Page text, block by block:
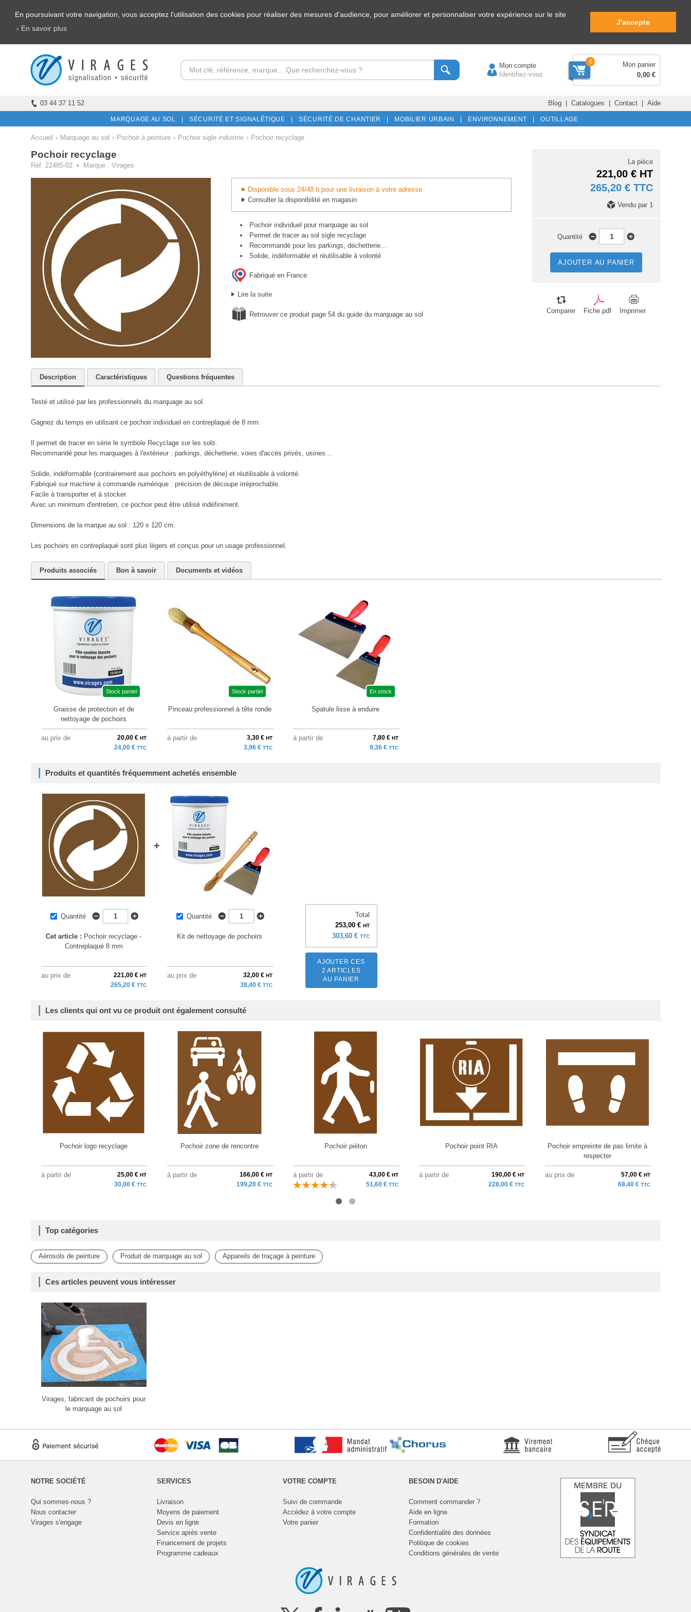
En poursuivant votre navigation, vous acceptez l'utilisation des cookies pour réaliser des mesures d'audience, pour améliorer et personnaliser votre expérience sur le site
› En savoir plus
J'accepte
Mon compte
Identifiez-vous
0
Mon panier
0,00 €
03 44 37 11 52 Blog| Catalogues | Contact| Aide
MARQUAGE AU SOL | SÉCURITÉ ET SIGNALÉTIQUE | SÉCURITÉ DE CHANTIER | MOBILIER URBAIN | ENVIRONNEMENT | OUTILLAGE
Accueil › Marquage au sol › Pochoir à peinture › Pochoir sigle industrie › Pochoir recyclage
Pochoir recyclage
Réf. 22485-02 • Marque : Virages
Disponible sous 24/48 h pour une livraison à votre adresse
Consulter la disponibilité en magasin
Pochoir individuel pour marquage au sol
Permet de tracer au sol sigle recyclage
Recommandé pour les parkings, déchetterie...
Solide, indéformable et réutilisable à volonté
Fabriqué en France
Lire la suite
Retrouver ce produit page 54 du guide du marquage au sol
La pièce
221,00 € HT
265,20 € TTC
Vendu par 1
Quantité
AJOUTER AU PANIER
Comparer Fiche pdf Imprimer
Description Caractéristiques Questions fréquentes
Testé et utilisé par les professionnels du marquage au sol.
Gagnez du temps en utilisant ce pochoir individuel en contreplaqué de 8 mm.
Il permet de tracer en série le symbole Recyclage sur les sols.
Recommandé pour les marquages à l'extérieur : parkings, déchetterie, voies d'accès privés, usines...
Solide, indéformable (contrairement aux pochoirs en polyéthylène) et réutilisable à volonté.
Fabriqué sur machine à commande numérique : précision de découpe irréprochable.
Facile à transporter et à stocker.
Avec un minimum d'entretien, ce pochoir peut être utilisé indéfiniment.
Dimensions de la marque au sol : 120 x 120 cm.
Les pochoirs en contreplaqué sont plus légers et conçus pour un usage professionnel.
Produits associés Bon à savoir Documents et vidéos
Stock partiel
Graisse de protection et de
nettoyage de pochoirs
au prix de 20,00 € HT
24,00 € TTC
Stock partiel
Pinceau professionnel à tête ronde
à partir de 3,30 € HT
3,96 € TTC
En stock
Spatule lisse à enduire
à partir de 7,80 € HT
9,36 € TTC
Produits et quantités fréquemment achetés ensemble
Quantité
Cet article : Pochoir recyclage -
Contreplaqué 8 mm
au prix de 221,00 € HT
265,20 € TTC
+
Quantité
Kit de nettoyage de pochoirs
au prix de 32,00 € HT
38,40 € TTC
Total
253,00 € HT
303,60 € TTC
AJOUTER CES
2 ARTICLES
AU PANIER
Les clients qui ont vu ce produit ont également consulté
Pochoir logo recyclage
à partir de 25,00 € HT
30,00 € TTC
Pochoir zone de rencontre
à partir de 166,00 € HT
199,20 € TTC
Pochoir piéton
à partir de 43,00 € HT
51,60 € TTC
Pochoir point RIA
à partir de 190,00 € HT
228,00 € TTC
Pochoir empreinte de pas limite à
respecter
au prix de 57,00 € HT
68,40 € TTC
Top catégories
Aérosols de peinture Produit de marquage au sol Appareils de traçage à peinture
Ces articles peuvent vous intéresser
Virages, fabricant de pochoirs pour
le marquage au sol
NOTRE SOCIÉTÉ
Qui sommes-nous ?
Nous contacter
Virages s'engage
SERVICES
Livraison
Moyens de paiement
Devis en ligne
Service après vente
Financement de projets
Programme cadeaux
VOTRE COMPTE
Suivi de commande
Accédez à votre compte
Votre panier
BESOIN D'AIDE
Comment commander ?
Aide en ligne
Formation
Confidentialité des données
Politique de cookies
Conditions générales de vente